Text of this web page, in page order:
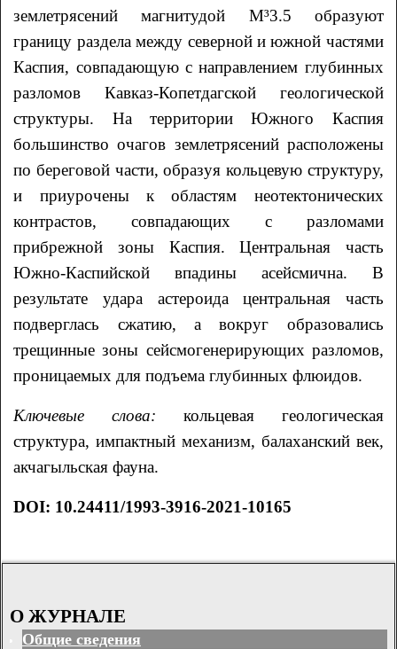
землетрясений магнитудой М³3.5 образуют
границу раздела между северной и южной частями
Каспия, совпадающую с направлением глубинных
разломов Кавказ-Копетдагской геологической
структуры. На территории Южного Каспия
большинство очагов землетрясений расположены
по береговой части, образуя кольцевую структуру,
и приурочены к областям неотектонических
контрастов, совпадающих с разломами
прибрежной зоны Каспия. Центральная часть
Южно-Каспийской впадины асейсмична. В
результате удара астероида центральная часть
подверглась сжатию, а вокруг образовались
трещинные зоны сейсмогенерирующих разломов,
проницаемых для подъема глубинных флюидов.
Ключевые слова: кольцевая геологическая
структура, импактный механизм, балаханский век,
акчагыльская фауна.
DOI: 10.24411/1993-3916-2021-10165
О ЖУРНАЛЕ
Общие сведения